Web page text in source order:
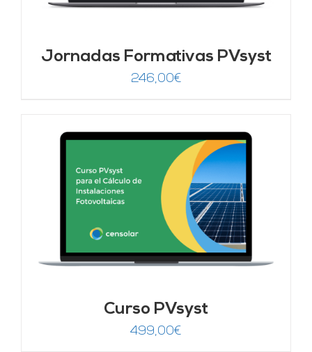
Jornadas Formativas PVsyst
246,00€
Curso PVsyst
499,00€